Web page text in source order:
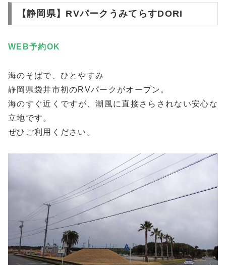
【静岡県】RVパークうみてらすDORI
WEB予約OK
海のそばで、ひとやすみ
静岡県袋井市初のRVパークがオープン。
海のすぐ近くですが、潮風に直接さらされない安心な
立地です。
ぜひご利用ください。